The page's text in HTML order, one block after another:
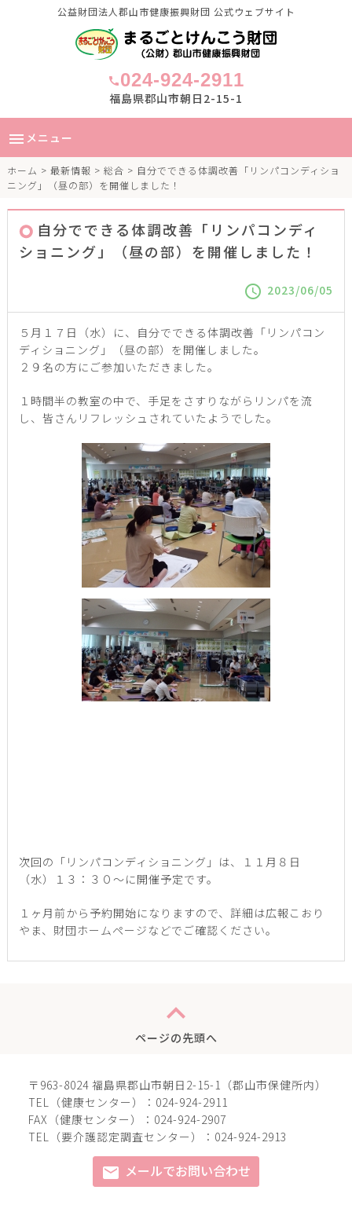
公益財団法人郡山市健康振興財団 公式ウェブサイト
call024-924-2911
福島県郡山市朝日2-15-1
menu メニュー
ホーム > 最新情報 > 総合 > 自分でできる体調改善「リンパコンディショ
ニング」（昼の部）を開催しました！
自分でできる体調改善「リンパコンディ
ショニング」（昼の部）を開催しました！
schedule 2023/06/05
５月１７日（水）に、自分でできる体調改善「リンパコン
ディショニング」（昼の部）を開催しました。
２９名の方にご参加いただきました。
１時間半の教室の中で、手足をさすりながらリンパを流
し、皆さんリフレッシュされていたようでした。
次回の「リンパコンディショニング」は、１１月８日
（水）１３：３０～に開催予定です。
１ヶ月前から予約開始になりますので、詳細は広報こおり
やま、財団ホームページなどでご確認ください。
expand_less
ページの先頭へ
〒963-8024 福島県郡山市朝日2-15-1（郡山市保健所内）
TEL（健康センター）：024-924-2911
FAX（健康センター）：024-924-2907
TEL（要介護認定調査センター）：024-924-2913
mail メールでお問い合わせ